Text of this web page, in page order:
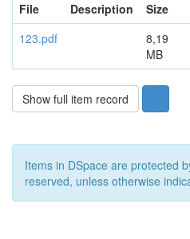
File
Description Size
123.pdf
8,19
MB
Show full item record
Items in DSpace are protected
reserved, unless otherwise